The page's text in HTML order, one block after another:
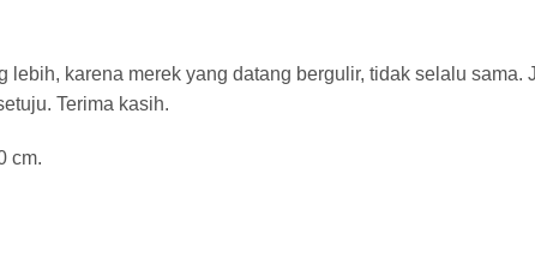
lebih, karena merek yang datang bergulir, tidak selalu sama.
Terima kasih.
cm.